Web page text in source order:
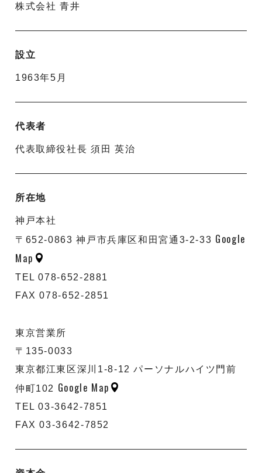
株式会社 青井
設立
1963年5月
代表者
代表取締役社長 須田 英治
所在地
神戸本社
〒652-0863 神戸市兵庫区和田宮通3-2-33 Google
Map
TEL 078-652-2881
FAX 078-652-2851
東京営業所
〒135-0033
東京都江東区深川1-8-12 パーソナルハイツ門前
仲町102 Google Map
TEL 03-3642-7851
FAX 03-3642-7852